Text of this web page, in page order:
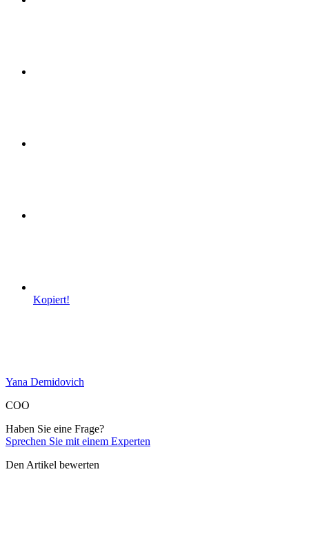
Kopiert!
Yana Demidovich
COO
Haben Sie eine Frage?
Sprechen Sie mit einem Experten
Den Artikel bewerten